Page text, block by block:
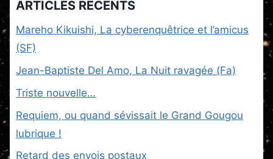
ARTICLES RÉCENTS
Mareho Kikuishi, La cyberenquêtrice et l’amicus
(SF)
Jean-Baptiste Del Amo, La Nuit ravagée (Fa)
Triste nouvelle…
Requiem, ou quand sévissait le Grand Gougou
lubrique !
Retard des envois postaux